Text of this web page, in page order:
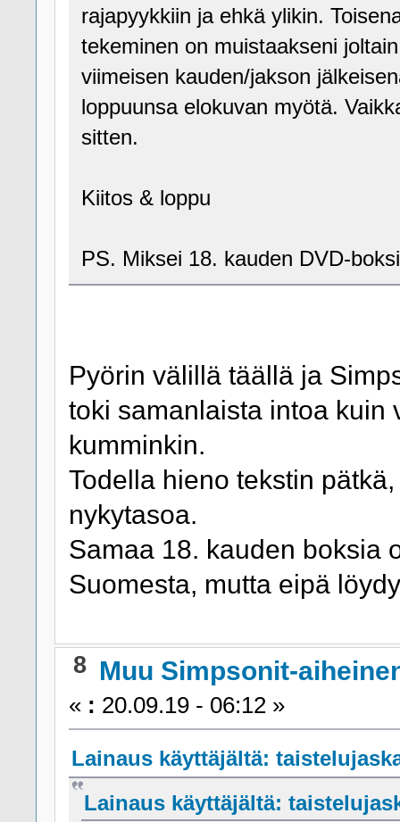
rajapyykkiin ja ehkä ylikin.
tekeminen on muistaakseni
viimeisen kauden/jakson
loppuunsa elokuvan myötä.
sitten.
Kiitos & loppu
PS. Miksei 18. kauden DVD-
Pyörin välillä täällä ja
toki samanlaista intoa kuin
kumminkin.
Todella hieno tekstin
nykytasoa.
Samaa 18. kauden boksia
Suomesta, mutta eipä löydy
8 Muu Simpsonit-
« : 20.09.19 - 06:12 »
Lainaus käyttäjältä:
Lainaus käyttäjältä: